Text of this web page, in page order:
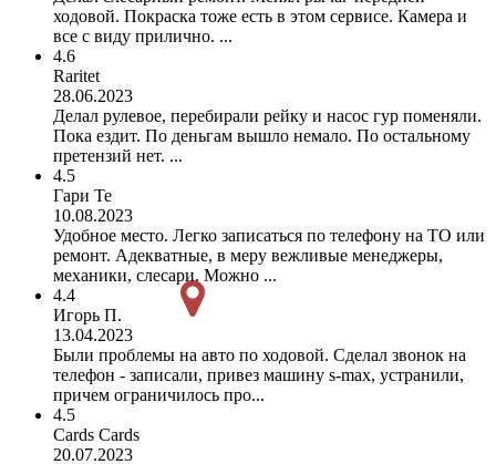
ходовой. Покраска тоже есть в этом сервисе. Камера и
все с виду прилично. ...
4.6
Raritet
28.06.2023
Делал рулевое, перебирали рейку и насос гур поменяли.
Пока ездит. По деньгам вышло немало. По остальному
претензий нет. ...
4.5
Гари Те
10.08.2023
Удобное место. Легко записаться по телефону на ТО или
ремонт. Адекватные, в меру вежливые менеджеры,
механики, слесари. Можно ...
4.4
Игорь П.
13.04.2023
Были проблемы на авто по ходовой. Сделал звонок на
телефон - записали, привез машину s-max, устранили,
причем ограничилось про...
4.5
Cards Cards
20.07.2023